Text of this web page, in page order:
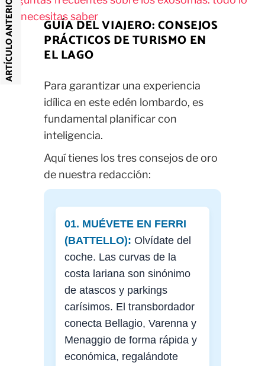
GUÍA DEL VIAJERO: CONSEJOS
PRÁCTICOS DE TURISMO EN
EL LAGO
Para garantizar una experiencia
idílica en este edén lombardo, es
fundamental planificar con
inteligencia.
Aquí tienes los tres consejos de oro
de nuestra redacción:
01. MUÉVETE EN FERRI
(BATTELLO): Olvídate del
coche. Las curvas de la
costa lariana son sinónimo
de atascos y parkings
carísimos. El transbordador
conecta Bellagio, Varenna y
Menaggio de forma rápida y
económica, regalándote
ARTÍCULO ANTERIOR
que necesitas saber